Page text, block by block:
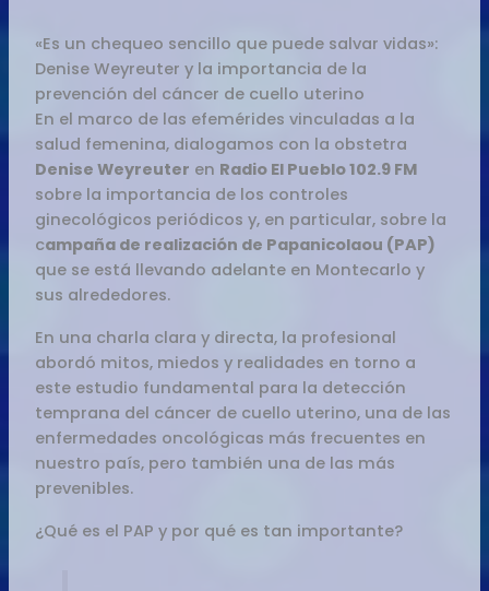
«Es un chequeo sencillo que puede salvar vidas»:
Denise Weyreuter y la importancia de la
prevención del cáncer de cuello uterino
En el marco de las efemérides vinculadas a la
salud femenina, dialogamos con la obstetra
Denise Weyreuter en Radio El Pueblo 102.9 FM
sobre la importancia de los controles
ginecológicos periódicos y, en particular, sobre la
campaña de realización de Papanicolaou (PAP)
que se está llevando adelante en Montecarlo y
sus alrededores.
En una charla clara y directa, la profesional
abordó mitos, miedos y realidades en torno a
este estudio fundamental para la detección
temprana del cáncer de cuello uterino, una de las
enfermedades oncológicas más frecuentes en
nuestro país, pero también una de las más
prevenibles.
¿Qué es el PAP y por qué es tan importante?